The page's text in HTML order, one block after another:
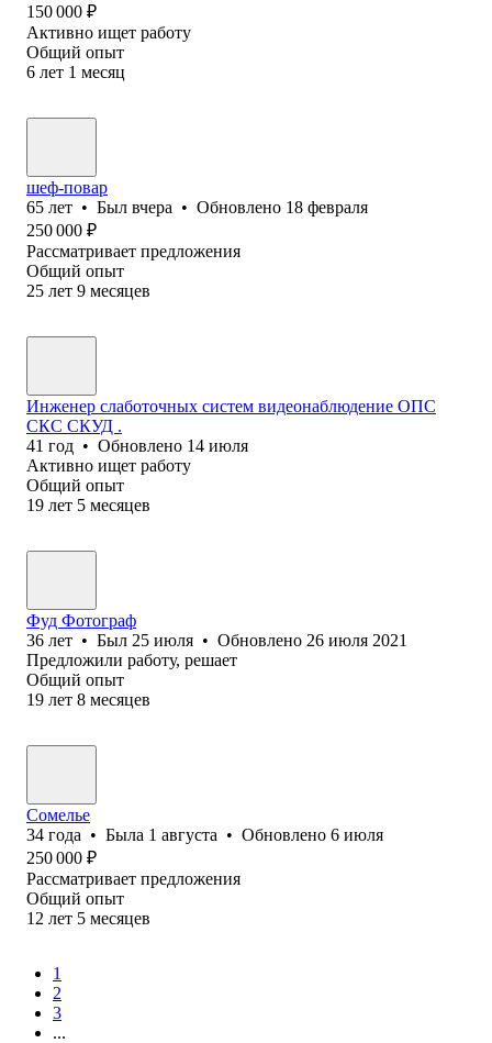
150 000 ₽
Активно ищет работу
Общий опыт
6 лет 1 месяц
шеф-повар
65 лет • Был вчера • Обновлено 18 февраля
250 000 ₽
Рассматривает предложения
Общий опыт
25 лет 9 месяцев
Инженер слаботочных систем видеонаблюдение ОПС
СКС СКУД .
41 год • Обновлено 14 июля
Активно ищет работу
Общий опыт
19 лет 5 месяцев
Фуд Фотограф
36 лет • Был 25 июля • Обновлено 26 июля 2021
Предложили работу, решает
Общий опыт
19 лет 8 месяцев
Сомелье
34 года • Была 1 августа • Обновлено 6 июля
250 000 ₽
Рассматривает предложения
Общий опыт
12 лет 5 месяцев
1
2
3
...